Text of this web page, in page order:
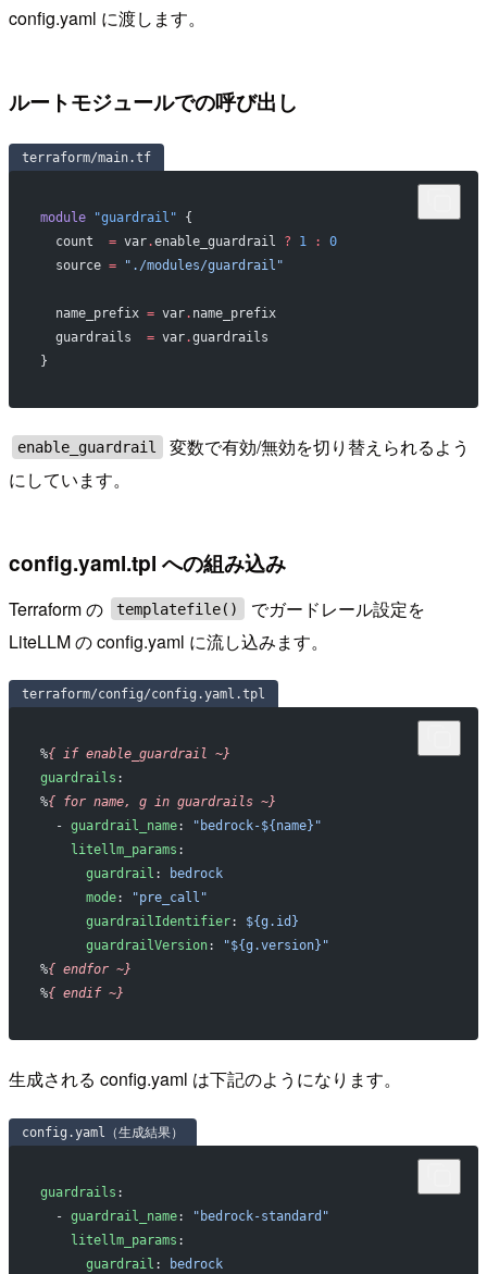
config.yaml に渡します。
ルートモジュールでの呼び出し
terraform/main.tf
module "guardrail" {
  count
  =
var.enable_guardrail ? 1 :
0
  source
= "./modules/guardrail"
  name_prefix
= var. name_prefix
  guardrails
  =
var.guardrails
}
enable_guardrail
変数で有効/無効を切り替えられるよう
にしています。
config.yaml.tpl への組み込み
Terraform の templatefile()
でガードレール設定を
LiteLLM の config.yaml に流し込みます。
terraform/config/config.yaml.tpl
%{ if enable_guardrail ~}
guardrails :
%{ for name, g in guardrails ~}
  -
guardrail_name:
"bedrock-${name}"
    litellm_params
:
      guardrail
:
bedrock
      mode
:
"pre_call"
      guardrailIdentifier
: ${g.id}
      guardrailVersion
:
"${g.version}"
%{ endfor ~}
%{ endif ~}
生成される config.yaml は下記のようになります。
config.yaml（生成結果）
guardrails :
  -
guardrail_name:
"bedrock-standard"
    litellm_params
:
      guardrail
:
bedrock